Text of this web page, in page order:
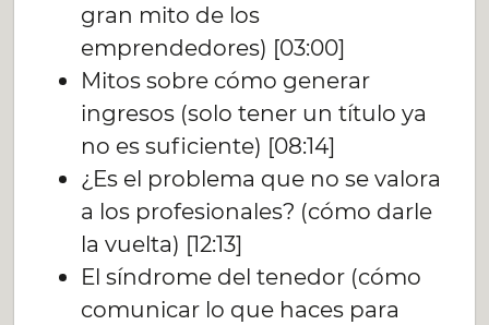
gran mito de los
emprendedores) [03:00]
Mitos sobre cómo generar
ingresos (solo tener un título ya
no es suficiente) [08:14]
¿Es el problema que no se valora
a los profesionales? (cómo darle
la vuelta) [12:13]
El síndrome del tenedor (cómo
comunicar lo que haces para